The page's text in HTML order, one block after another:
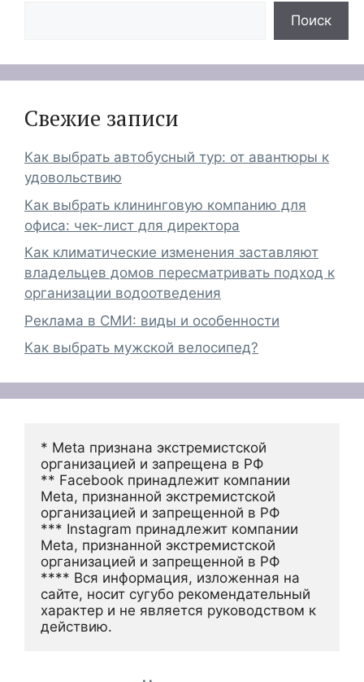
Поиск
Свежие записи
Как выбрать автобусный тур: от авантюры к
удовольствию
Как выбрать клининговую компанию для
офиса: чек-лист для директора
Как климатические изменения заставляют
владельцев домов пересматривать подход к
организации водоотведения
Реклама в СМИ: виды и особенности
Как выбрать мужской велосипед?
* Meta признана экстремистской
организацией и запрещена в РФ
** Facebook принадлежит компании
Meta, признанной экстремистской
организацией и запрещенной в РФ
*** Instagram принадлежит компании
Meta, признанной экстремистской
организацией и запрещенной в РФ
**** Вся информация, изложенная на
сайте, носит сугубо рекомендательный
характер и не является руководством к
действию.